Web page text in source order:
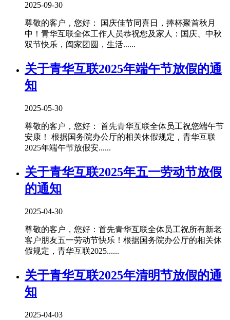
2025-09-30
尊敬的客户，您好： 国庆佳节同喜日，捧杯聚首秋月
中！青华互联全体工作人员恭祝您及家人：国庆、中秋
双节快乐，阖家团圆，生活......
关于青华互联2025年端午节放假的通
知
2025-05-30
尊敬的客户，您好： 首先青华互联全体员工祝您端午节
安康！ 根据国务院办公厅的相关休假规定，青华互联
2025年端午节放假安......
关于青华互联2025年五一劳动节放假
的通知
2025-04-30
尊敬的客户，您好：首先青华互联全体员工祝所有新老
客户朋友五一劳动节快乐！根据国务院办公厅的相关休
假规定，青华互联2025......
关于青华互联2025年清明节放假的通
知
2025-04-03